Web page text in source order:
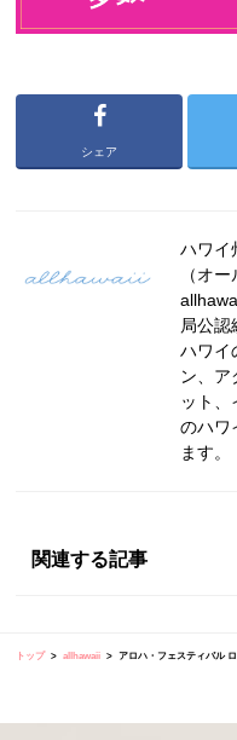
シェア
ハワイ
（オ
局公認
ハワイ
ン、ア
ット、
のハワ
ます。
関連する記事
トップ allhawaii アロハ・フェスティバル